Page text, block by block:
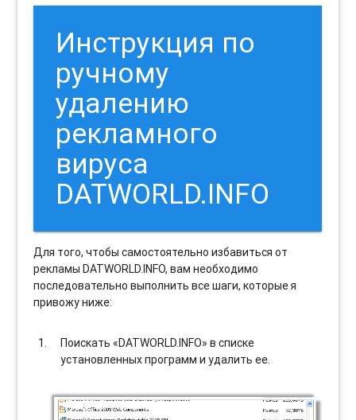
Инструкция по
ручному
удалению
рекламного
вируса
DATWORLD.INFO
Для того, чтобы самостоятельно избавиться от
рекламы DATWORLD.INFO, вам необходимо
последовательно выполнить все шаги, которые я
привожу ниже:
Поискать «DATWORLD.INFO» в списке
установленных программ и удалить ее.